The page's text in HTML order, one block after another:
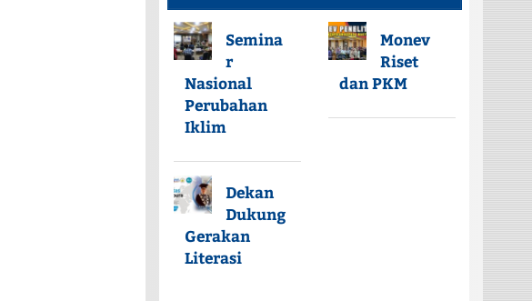
Semina
r
Nasional
Perubahan
Iklim
Monev
Riset
dan PKM
Dekan
Dukung
Gerakan
Literasi